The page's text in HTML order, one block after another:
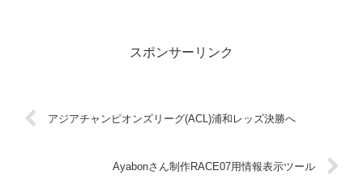
スポンサーリンク
アジアチャンピオンズリーグ(ACL)浦和レッズ決勝へ
Ayabonさん制作RACE07用情報表示ツール